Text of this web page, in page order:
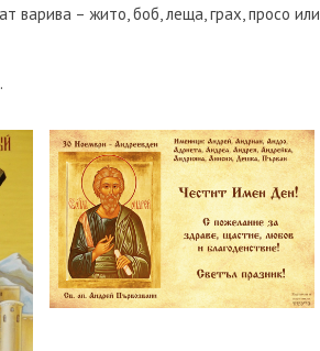
варива – жито, боб, леща, грах, просо или